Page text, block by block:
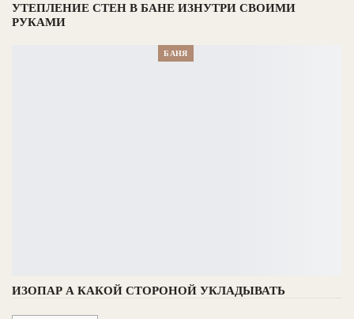
УТЕПЛЕНИЕ СТЕН В БАНЕ ИЗНУТРИ СВОИМИ
РУКАМИ
БАНЯ
ИЗОПАР А КАКОЙ СТОРОНОЙ УКЛАДЫВАТЬ